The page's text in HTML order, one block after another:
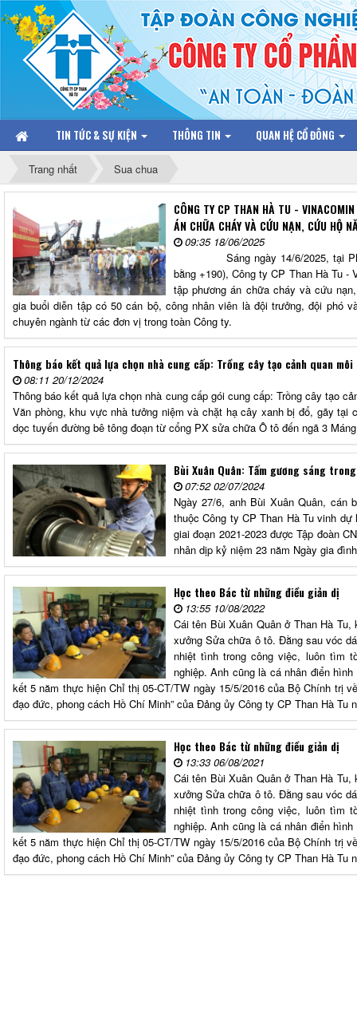
TIN TỨC & SỰ KIỆN THÔNG TIN QUAN HỆ CỔ ĐÔNG
Trang nhất Sua chua
CÔNG TY CP THAN HÀ TU -
ÁN CHỮA CHÁY VÀ CỨU NẠN, CỨU HỘ
09:35 18/06/2025
Sáng ngày 14/6/2025, tại
bằng +190), Công ty CP Than Hà Tu
tập phương án chữa cháy và cứu
gia buổi diễn tập có 50 cán bộ, công nhân viên là đội trưởng, đội phó
chuyên ngành từ các đơn vị trong toàn Công ty.
Thông báo kết quả lựa chọn nhà cung cấp: Trồng cây tạo cảnh quan
08:11 20/12/2024
Thông báo kết quả lựa chọn nhà cung cấp gói cung cấp: Trồng cây tạo
Văn phòng, khu vực nhà tưởng niệm và chặt hạ cây xanh bị đổ, gãy tại
dọc tuyến đường bê tông đoạn từ cổng PX sửa chữa Ô tô đến ngã 3
Bùi Xuân Quân: Tấm gương sáng
07:52 02/07/2024
Ngày 27/6, anh Bùi Xuân Quân,
thuộc Công ty CP Than Hà Tu vinh
giai đoạn 2021-2023 được Tập đoàn
nhân dịp kỷ niệm 23 năm Ngày gia
Học theo Bác từ những điều giản dị
13:55 10/08/2022
Cái tên Bùi Xuân Quân ở Than Hà
xưởng Sửa chữa ô tô. Đằng sau vóc
nhiệt tình trong công việc, luôn tìm
nghiệp. Anh cũng là cá nhân điển
kết 5 năm thực hiện Chỉ thị 05-CT/TW ngày 15/5/2016 của Bộ Chính trị
đạo đức, phong cách Hồ Chí Minh” của Đảng ủy Công ty CP Than Hà Tu
Học theo Bác từ những điều giản dị
13:33 06/08/2021
Cái tên Bùi Xuân Quân ở Than Hà
xưởng Sửa chữa ô tô. Đằng sau vóc
nhiệt tình trong công việc, luôn tìm
nghiệp. Anh cũng là cá nhân điển
kết 5 năm thực hiện Chỉ thị 05-CT/TW ngày 15/5/2016 của Bộ Chính trị
đạo đức, phong cách Hồ Chí Minh” của Đảng ủy Công ty CP Than Hà Tu